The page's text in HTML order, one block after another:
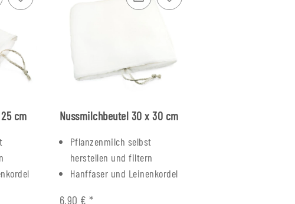
cm Nussmilchbeutel 30 x 30 cm
Pflanzenmilch selbst
herstellen und filtern
Hanffaser und Leinenkordel
6,90 €*